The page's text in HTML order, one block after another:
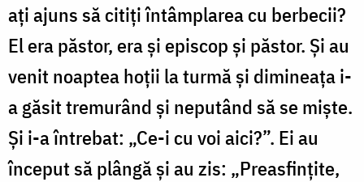
ați ajuns să citiți întâmplarea cu berbecii?
El era păstor, era și episcop și păstor. Și au
venit noaptea hoții la turmă și dimineața i-
a găsit tremurând și neputând să se miște.
Și i-a întrebat: „Ce-i cu voi aici?”. Ei au
început să plângă și au zis: „Preasfințite,